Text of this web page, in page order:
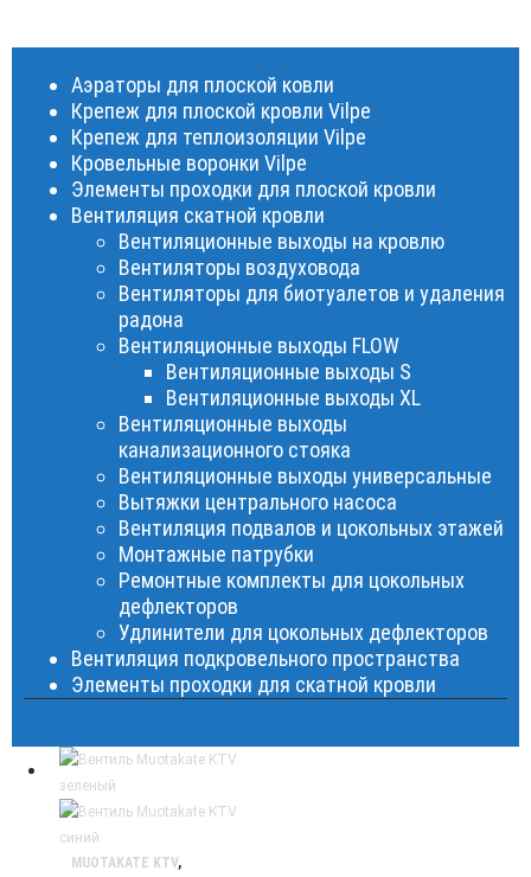
Аэраторы для плоской ковли
Крепеж для плоской кровли Vilpe
Крепеж для теплоизоляции Vilpe
Кровельные воронки Vilpe
Элементы проходки для плоской кровли
Вентиляция скатной кровли
Вентиляционные выходы на кровлю
Вентиляторы воздуховода
Вентиляторы для биотуалетов и удаления
радона
Вентиляционные выходы FLOW
Вентиляционные выходы S
Вентиляционные выходы XL
Вентиляционные выходы
канализационного стояка
Вентиляционные выходы универсальные
Вытяжки центрального насоса
Вентиляция подвалов и цокольных этажей
Монтажные патрубки
Ремонтные комплекты для цокольных
дефлекторов
Удлинители для цокольных дефлекторов
Вентиляция подкровельного пространства
Элементы проходки для скатной кровли
MUOTAKATE KTV,